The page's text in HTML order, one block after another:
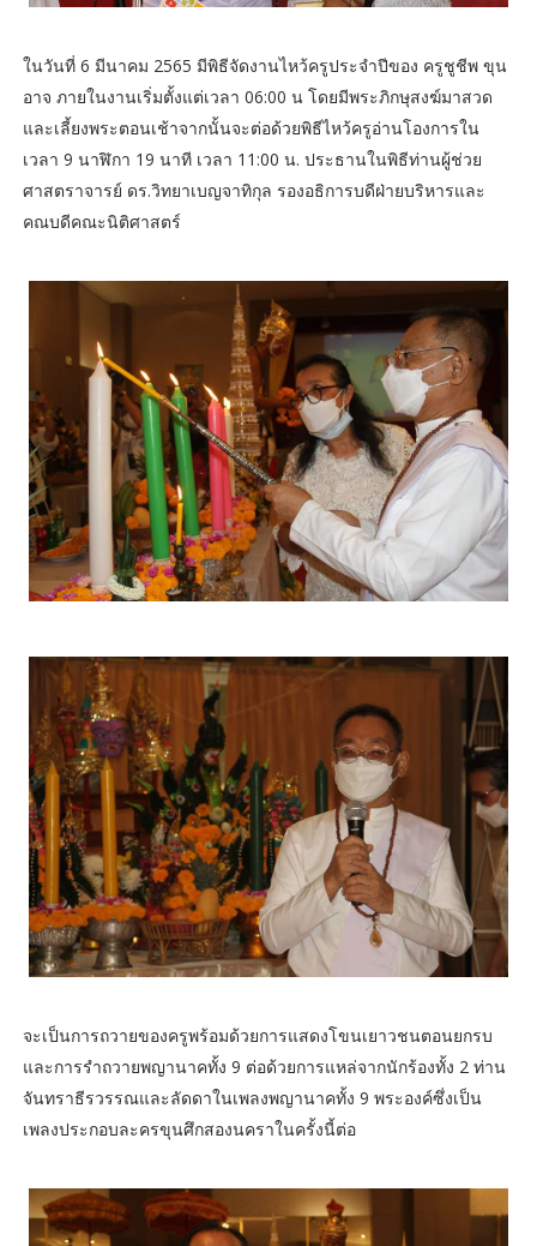
ในวันที่ 6 มีนาคม 2565 มีพิธีจัดงานไหว้ครูประจำปีของ ครูชูชีพ ขุน
อาจ ภายในงานเริ่มตั้งแต่เวลา 06:00 น โดยมีพระภิกษุสงฆ์มาสวด
และเลี้ยงพระตอนเช้าจากนั้นจะต่อด้วยพิธีไหว้ครูอ่านโองการใน
เวลา 9 นาฬิกา 19 นาที เวลา 11:00 น. ประธานในพิธีท่านผู้ช่วย
ศาสตราจารย์ ดร.วิทยาเบญจาทิกุล รองอธิการบดีฝ่ายบริหารและ
คณบดีคณะนิติศาสตร์
จะเป็นการถวายของครูพร้อมด้วยการแสดงโขนเยาวชนตอนยกรบ
และการรำถวายพญานาคทั้ง 9 ต่อด้วยการแหล่จากนักร้องทั้ง 2 ท่าน
จันทราธีรวรรณและลัดดาในเพลงพญานาคทั้ง 9 พระองค์ซึ่งเป็น
เพลงประกอบละครขุนศึกสองนคราในครั้งนี้ต่อ